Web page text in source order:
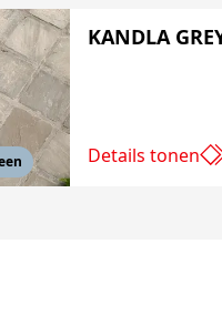
KANDLA
Details tonen